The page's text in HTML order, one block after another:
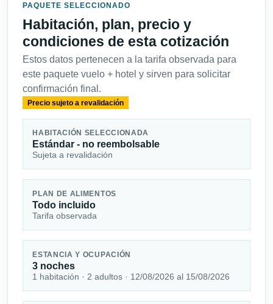
PAQUETE SELECCIONADO
Habitación, plan, precio y
condiciones de esta cotización
Estos datos pertenecen a la tarifa observada para
este paquete vuelo + hotel y sirven para solicitar
confirmación final.
Precio sujeto a revalidación
HABITACIÓN SELECCIONADA
Estándar - no reembolsable
Sujeta a revalidación
PLAN DE ALIMENTOS
Todo incluido
Tarifa observada
ESTANCIA Y OCUPACIÓN
3 noches
1 habitación · 2 adultos · 12/08/2026 al 15/08/2026